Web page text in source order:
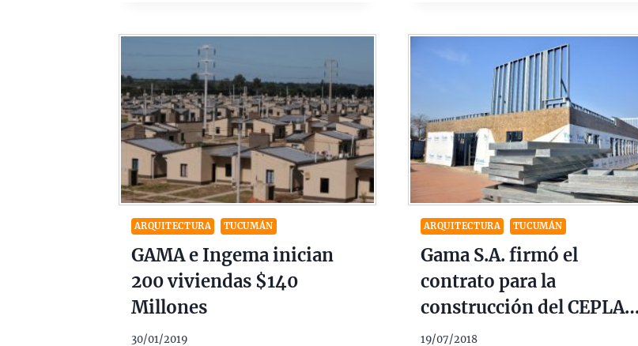
ARQUITECTURA TUCUMÁN
GAMA e Ingema inician
200 viviendas $140
Millones
30/01/2019
ARQUITECTURA TUCUMÁN
Gama S.A. firmó el
contrato para la
construcción del CEPLA
Tucuman $30 Millones
19/07/2018